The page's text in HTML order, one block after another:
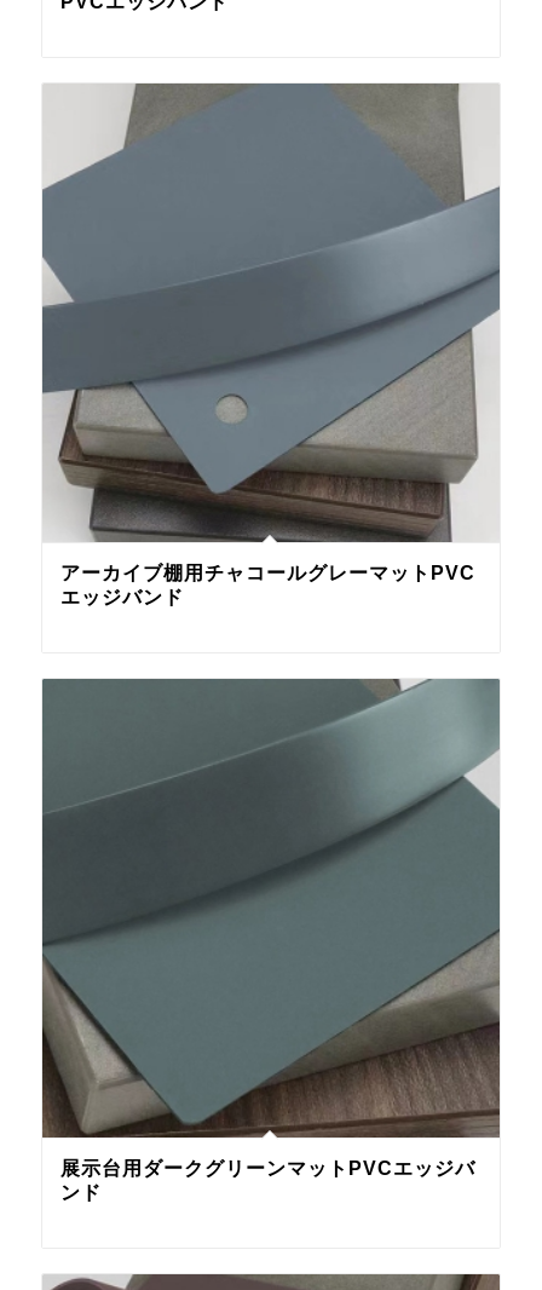
アーカイブ棚用チャコールグレーマットPVC
エッジバンド
展示台用ダークグリーンマットPVCエッジバ
ンド